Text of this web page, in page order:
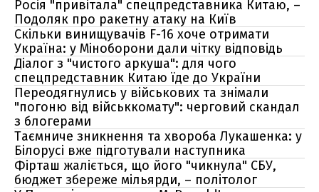
Росія "привітала" спецпредставника Китаю, –
Подоляк про ракетну атаку на Київ
Скільки винищувачів F-16 хоче отримати
Україна: у Міноборони дали чітку відповідь
Діалог з "чистого аркуша": для чого
спецпредставник Китаю їде до України
Переодягнулись у військових та знімали
"погоню від військкомату": черговий скандал
з блогерами
Таємниче зникнення та хвороба Лукашенка: у
Білорусі вже підготували наступника
Фірташ жаліється, що його "чикнула" СБУ,
бюджет збереже мільярди, – політолог